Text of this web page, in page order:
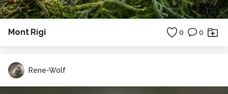
Mont Rigi 0 0
Rene-Wolf